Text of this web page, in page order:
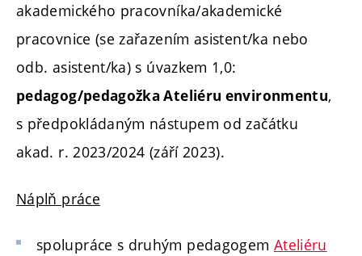
akademického pracovníka/akademické
pracovnice (se zařazením asistent/ka nebo
odb. asistent/ka) s úvazkem 1,0:
pedagog/pedagožka Ateliéru environmentu,
s předpokládaným nástupem od začátku
akad. r. 2023/2024 (září 2023).
Náplň práce
spolupráce s druhým pedagogem Ateliéru